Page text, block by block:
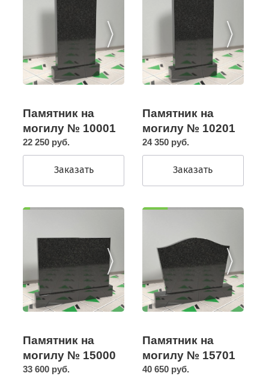
Памятник на
могилу № 10001
22 250 руб.
Заказать
Памятник на
могилу № 10201
24 350 руб.
Заказать
Памятник на
могилу № 15000
33 600 руб.
Памятник на
могилу № 15701
40 650 руб.